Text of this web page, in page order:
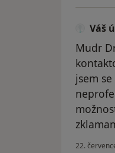
Váš
Mudr
jsem
22.